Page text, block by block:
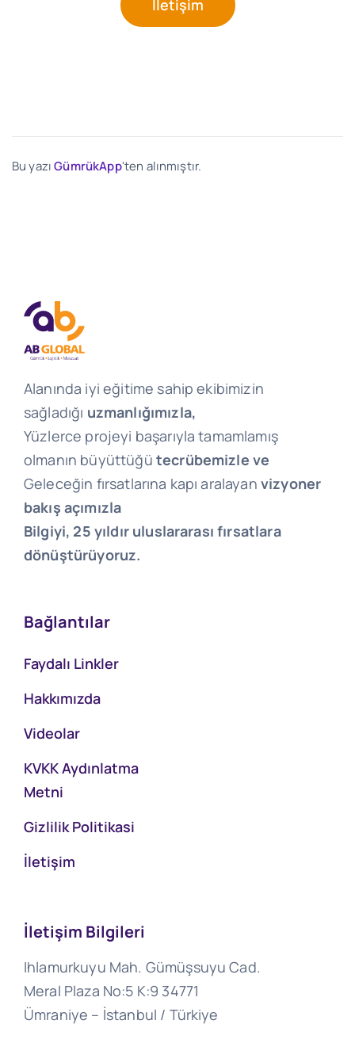
İletişim
Bu yazıGümrükApp'ten alınmıştır.
Alanında iyi eğitime sahip ekibimizin
sağladığı uzmanlığımızla,
Yüzlerce projeyi başarıyla tamamlamış
olmanın büyüttüğü tecrübemizle ve
Geleceğin fırsatlarına kapı aralayan vizyoner
bakış açımızla
Bilgiyi, 25 yıldır uluslararası fırsatlara
dönüştürüyoruz.
Bağlantılar
Faydalı Linkler
Hakkımızda
Videolar
KVKK Aydınlatma
Metni
Gizlilik Politikasi
İletişim
İletişim Bilgileri
Ihlamurkuyu Mah. Gümüşsuyu Cad.
Meral Plaza No:5 K:9 34771
Ümraniye – İstanbul / Türkiye